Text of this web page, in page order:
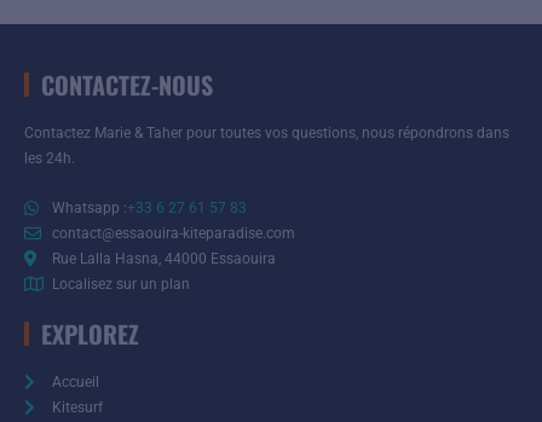
CONTACTEZ-NOUS
Contactez Marie & Taher pour toutes vos questions, nous répondrons dans
les 24h.
Whatsapp :+33 6 27 61 57 83
contact@essaouira-kiteparadise.com
Rue Lalla Hasna, 44000 Essaouira
Localisez sur un plan
EXPLOREZ
Accueil
Kitesurf